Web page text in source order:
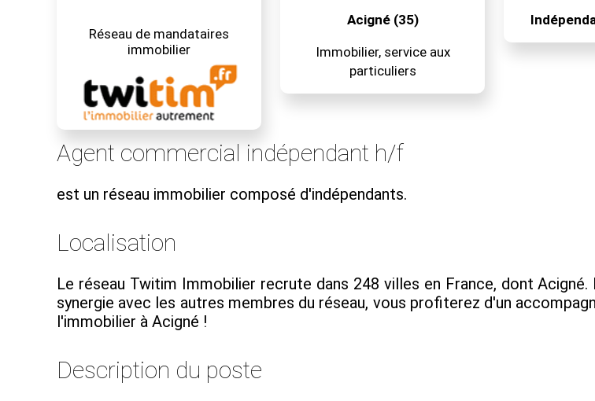
Réseau de mandataires
immobilier
Acigné (35)
Immobilier, service aux
particuliers
Agent commercial indépendant h/f
est un réseau immobilier composé d'indépendants.
Localisation
Le réseau Twitim Immobilier recrute dans 248 villes en France, dont
synergie avec les autres membres du réseau, vous profiterez d'un
l'immobilier à Acigné !
Description du poste